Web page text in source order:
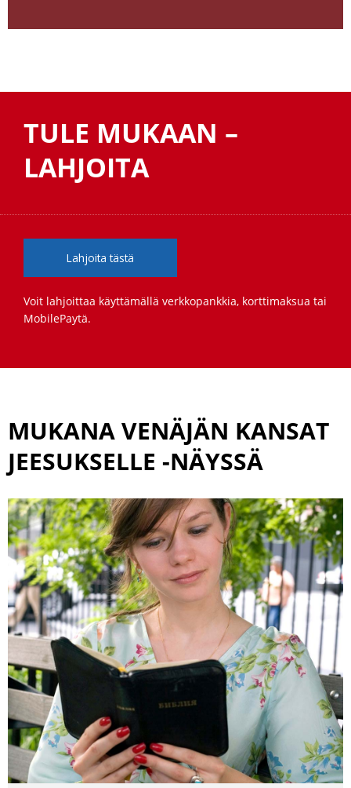
TULE MUKAAN –
LAHJOITA
Lahjoita tästä
Voit lahjoittaa käyttämällä verkkopankkia, korttimaksua tai
MobilePaytä.
MUKANA VENÄJÄN KANSAT
JEESUKSELLE -NÄYSSÄ